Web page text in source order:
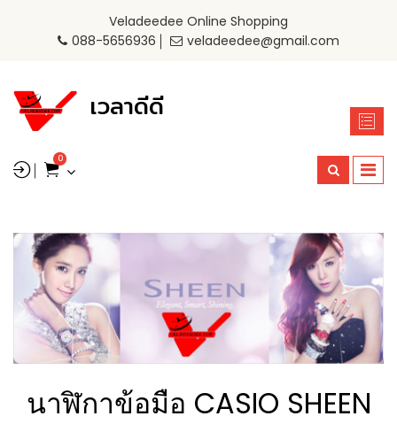
Veladeedee Online Shopping
088-5656936
veladeedee@gmail.com
เวลาดีดี
0
นาฬิกาข้อมือ CASIO SHEEN